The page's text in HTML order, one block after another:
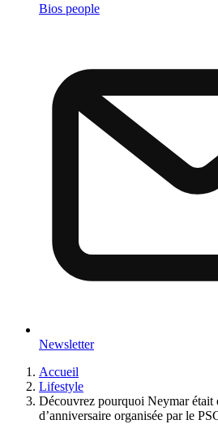
Bios people
Newsletter
Accueil
Lifestyle
Découvrez pourquoi Neymar était
d’anniversaire organisée par le